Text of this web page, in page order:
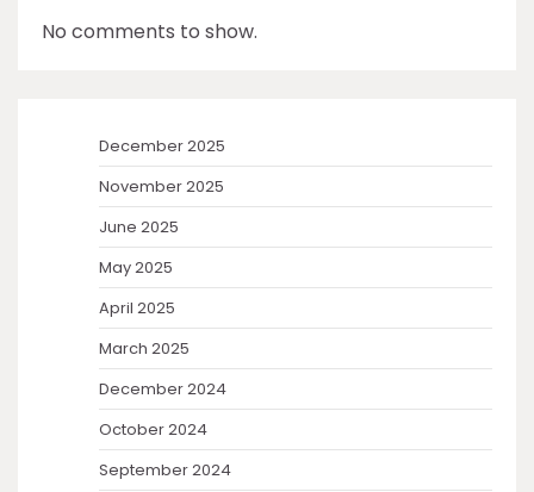
No comments to show.
December 2025
November 2025
June 2025
May 2025
April 2025
March 2025
December 2024
October 2024
September 2024